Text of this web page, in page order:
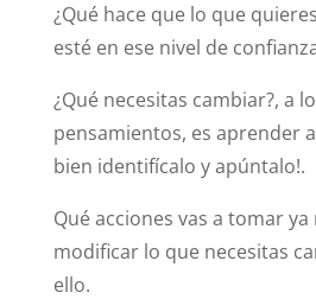
¿Qué hace que lo que
esté en ese nivel de
¿Qué necesitas cambiar?, a
pensamientos, es aprender
bien identifícalo y apúntalo!.
Qué acciones vas a tomar
modificar lo que necesitas
ello.